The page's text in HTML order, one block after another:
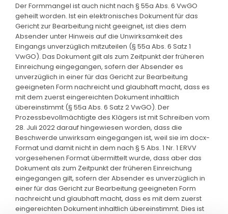
Der Formmangel ist auch nicht nach § 55a Abs. 6 VwGO
geheilt worden. Ist ein elektronisches Dokument für das
Gericht zur Bearbeitung nicht geeignet, ist dies dem
Absender unter Hinweis auf die Unwirksamkeit des
Eingangs unverzüglich mitzuteilen (§ 55a Abs. 6 Satz 1
VwGO). Das Dokument gilt als zum Zeitpunkt der früheren
Einreichung eingegangen, sofern der Absender es
unverzüglich in einer für das Gericht zur Bearbeitung
geeigneten Form nachreicht und glaubhaft macht, dass es
mit dem zuerst eingereichten Dokument inhaltlich
übereinstimmt (§ 55a Abs. 6 Satz 2 VwGO). Der
Prozessbevollmächtigte des Klägers ist mit Schreiben vom
28. Juli 2022 darauf hingewiesen worden, dass die
Beschwerde unwirksam eingegangen ist, weil sie im docx-
Format und damit nicht in dem nach § 5 Abs. 1 Nr. 1 ERVV
vorgesehenen Format übermittelt wurde, dass aber das
Dokument als zum Zeitpunkt der früheren Einreichung
eingegangen gilt, sofern der Absender es unverzüglich in
einer für das Gericht zur Bearbeitung geeigneten Form
nachreicht und glaubhaft macht, dass es mit dem zuerst
eingereichten Dokument inhaltlich übereinstimmt. Dies ist